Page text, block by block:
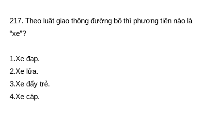
217. Theo luật giao thông đường bộ thì phương tiện nào là
“xe”?
1.Xe đạp.
2.Xe lửa.
3.Xe đẩy trẻ.
4.Xe cáp.